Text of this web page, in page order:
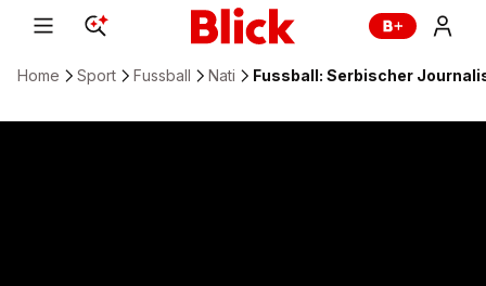
Home Sport Fussball Nati Fussball: Serbischer